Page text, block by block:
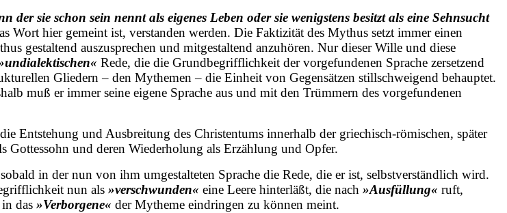
der sie schon sein nennt als eigenes Leben oder sie wenigstens besitzt als eine Sehnsucht
Wort hier gemeint ist, verstanden werden. Die Faktizität des Mythus setzt immer einen
gestaltend auszusprechen und mitgestaltend anzuhören. Nur dieser Wille und diese
Rede, die die Grundbegrifflichkeit der vorgefundenen Sprache zersetzend
Gliedern – den Mythemen – die Einheit von Gegensätzen stillschweigend behauptet.
muß er immer seine eigene Sprache aus und mit den Trümmern des vorgefundenen
Entstehung und Ausbreitung des Christentums innerhalb der griechisch-römischen, später
Gottessohn und deren Wiederholung als Erzählung und Opfer.
sobald in der nun von ihm umgestalteten Sprache die Rede, die er ist, selbstverständlich wird.
nun als »verschwunden« eine Leere hinterläßt, die nach »Ausfüllung« ruft,
das »Verborgene« der Mytheme eindringen zu können meint.